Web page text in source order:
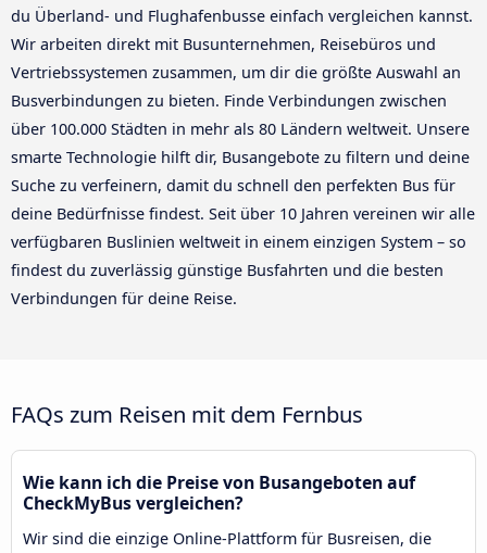
du Überland- und Flughafenbusse einfach vergleichen kannst.
Wir arbeiten direkt mit Busunternehmen, Reisebüros und
Vertriebssystemen zusammen, um dir die größte Auswahl an
Busverbindungen zu bieten. Finde Verbindungen zwischen
über 100.000 Städten in mehr als 80 Ländern weltweit. Unsere
smarte Technologie hilft dir, Busangebote zu filtern und deine
Suche zu verfeinern, damit du schnell den perfekten Bus für
deine Bedürfnisse findest. Seit über 10 Jahren vereinen wir alle
verfügbaren Buslinien weltweit in einem einzigen System – so
findest du zuverlässig günstige Busfahrten und die besten
Verbindungen für deine Reise.
FAQs zum Reisen mit dem Fernbus
Wie kann ich die Preise von Busangeboten auf
CheckMyBus vergleichen?
Wir sind die einzige Online-Plattform für Busreisen, die